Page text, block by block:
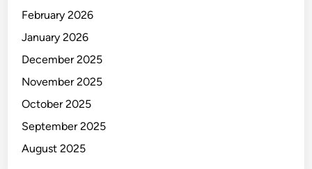
February 2026
January 2026
December 2025
November 2025
October 2025
September 2025
August 2025